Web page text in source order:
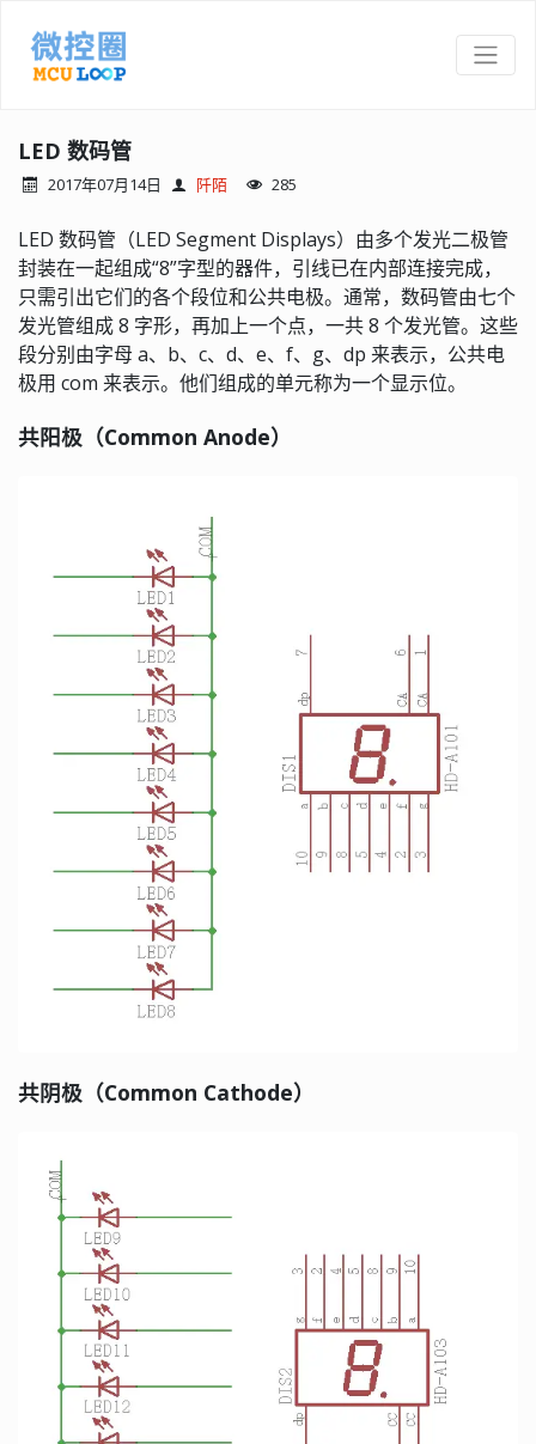
LED 数码管
2017年07月14日 阡陌 285
LED 数码管（LED Segment Displays）由多个发光二极管
封装在一起组成“8”字型的器件，引线已在内部连接完成，
只需引出它们的各个段位和公共电极。通常，数码管由七个
发光管组成 8 字形，再加上一个点，一共 8 个发光管。这些
段分别由字母 a、b、c、d、e、f、g、dp 来表示，公共电
极用 com 来表示。他们组成的单元称为一个显示位。
共阳极（Common Anode）
共阴极（Common Cathode）